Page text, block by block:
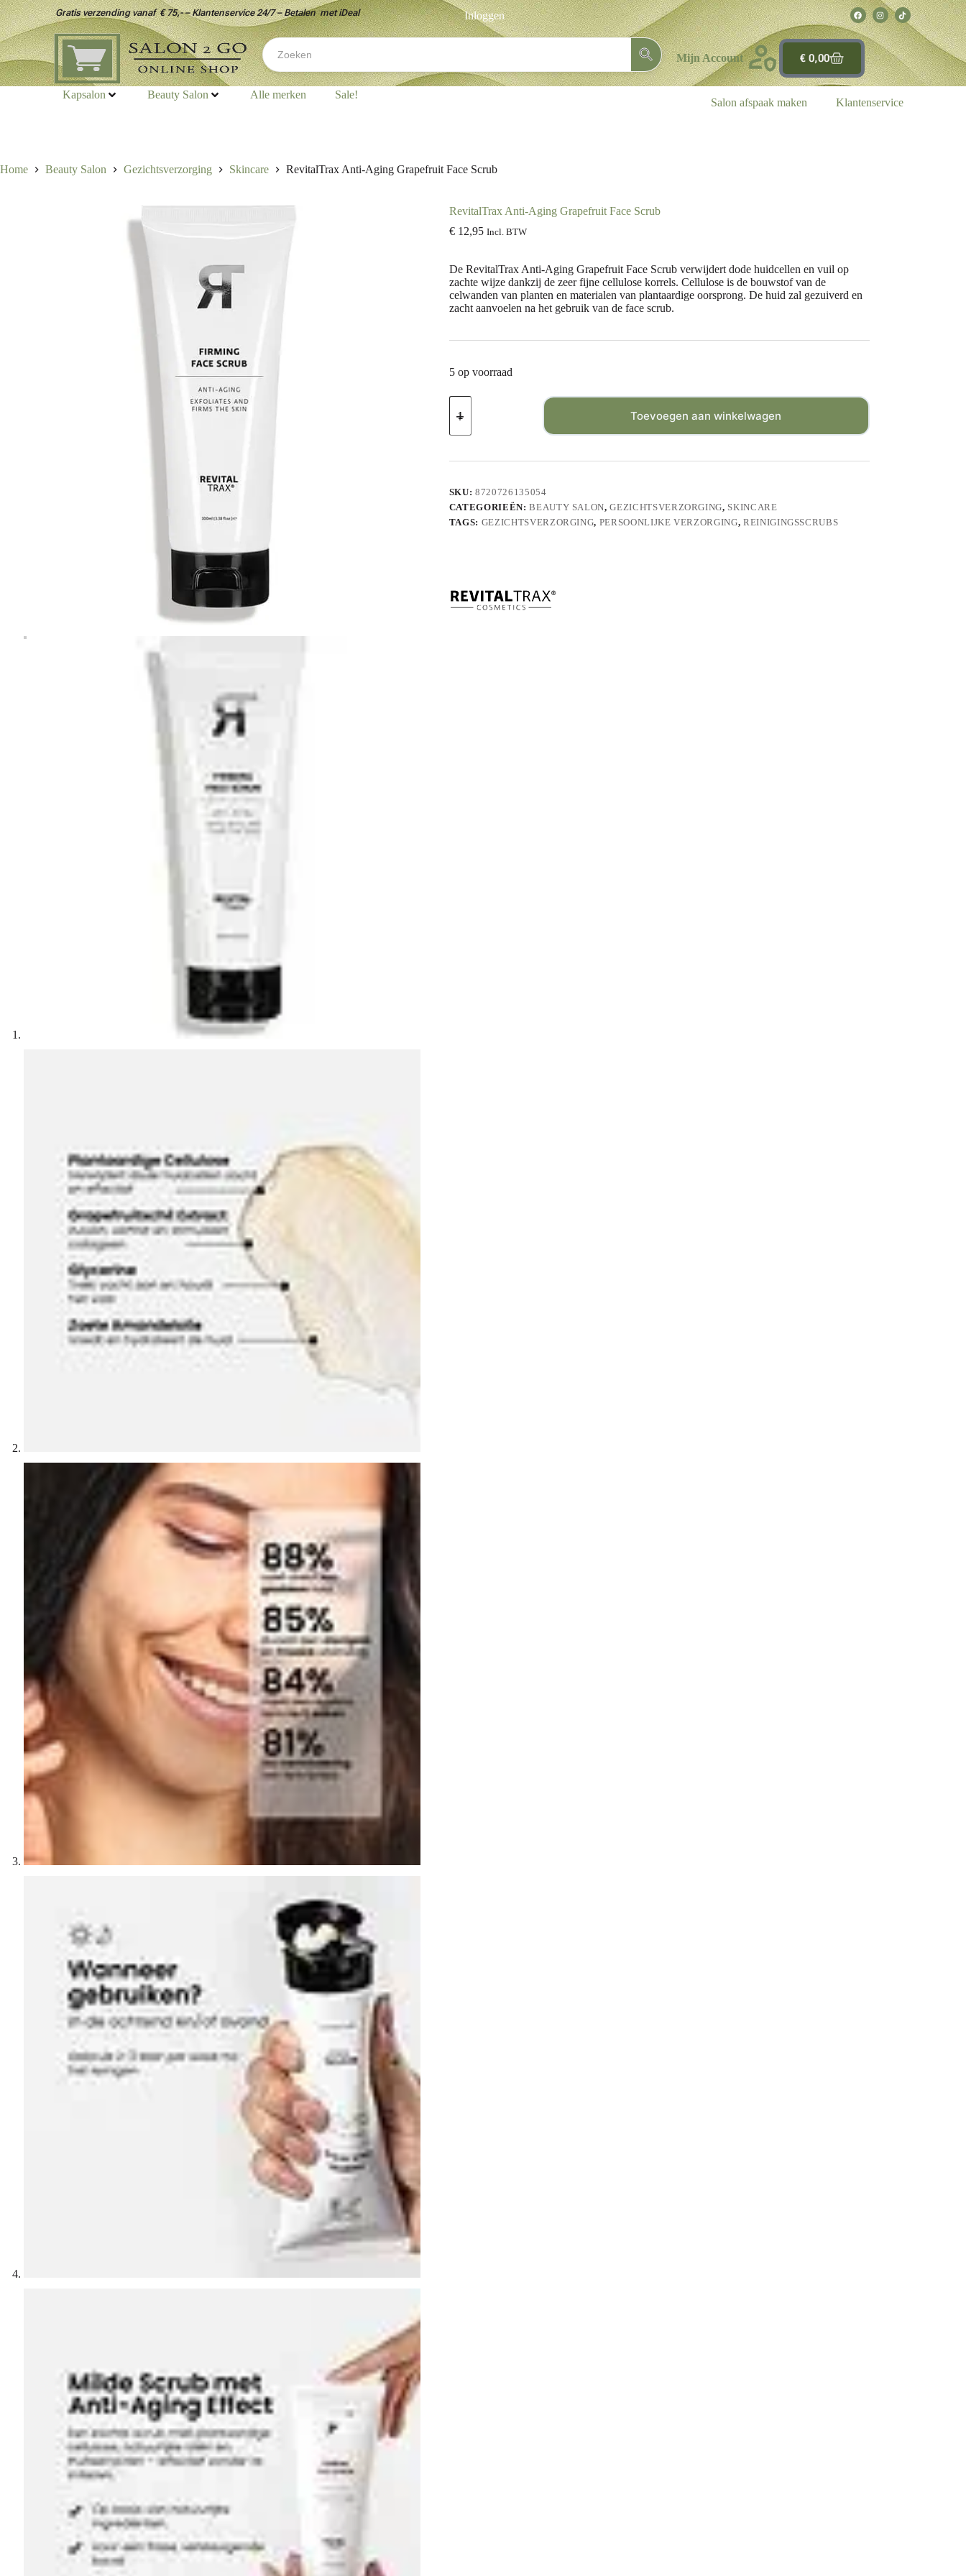
Gratis verzending vanaf € 75,- – Klantenservice 24/7 – Betalen met iDeal Inloggen
Mijn Account €0,00
Kapsalon Beauty Salon Alle merken Sale!
Salon afspaak maken Klantenservice
Home Beauty Salon Gezichtsverzorging Skincare RevitalTrax Anti-Aging Grapefruit Face Scrub
RevitalTrax Anti-Aging Grapefruit Face Scrub
€12,95 Incl. BTW
De RevitalTrax Anti-Aging Grapefruit Face Scrub verwijdert dode huidcellen en vuil op
zachte wijze dankzij de zeer fijne cellulose korrels. Cellulose is de bouwstof van de
celwanden van planten en materialen van plantaardige oorsprong. De huid zal gezuiverd en
zacht aanvoelen na het gebruik van de face scrub.
5 op voorraad
Toevoegen aan winkelwagen
SKU:8720726135054
CATEGORIEËN:BEAUTY SALON,GEZICHTSVERZORGING, SKINCARE
TAGS: GEZICHTSVERZORGING, PERSOONLIJKE VERZORGING, REINIGINGSSCRUBS